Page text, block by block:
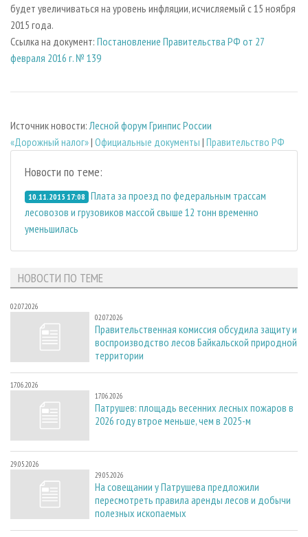
будет увеличиваться на уровень инфляции, исчисляемый с 15 ноября
2015 года.
Ссылка на документ: Постановление Правительства РФ от 27
февраля 2016 г. № 139
Источник новости:Лесной форум Гринпис России
«Дорожный налог»| Официальные документы | Правительство РФ
Новости по теме:
10.11.2015 17:08 Плата за проезд по федеральным трассам
лесовозов и грузовиков массой свыше 12 тонн временно
уменьшилась
НОВОСТИ ПО ТЕМЕ
02.07.2026
02.07.2026
Правительственная комиссия обсудила защиту и
воспроизводство лесов Байкальской природной
территории
17.06.2026
17.06.2026
Патрушев: площадь весенних лесных пожаров в
2026 году втрое меньше, чем в 2025-м
29.05.2026
29.05.2026
На совещании у Патрушева предложили
пересмотреть правила аренды лесов и добычи
полезных ископаемых